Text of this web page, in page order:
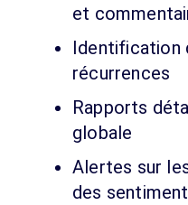
et
Identification
récurrences
Rapports
globale
Alertes sur
des